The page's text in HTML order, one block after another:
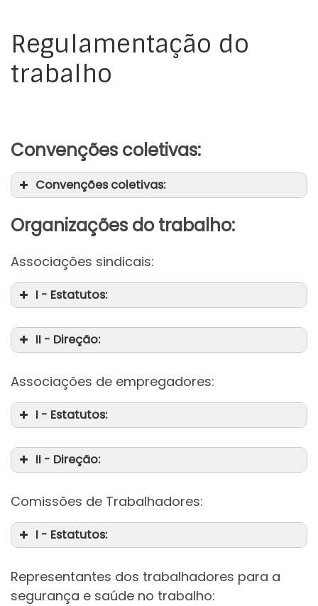
Regulamentação do
trabalho
Convenções coletivas:
Convenções coletivas:
Organizações do trabalho:
Associações sindicais:
I - Estatutos:
II - Direção:
Associações de empregadores:
I - Estatutos:
II - Direção:
Comissões de Trabalhadores:
I - Estatutos:
Representantes dos trabalhadores para a
segurança e saúde no trabalho: